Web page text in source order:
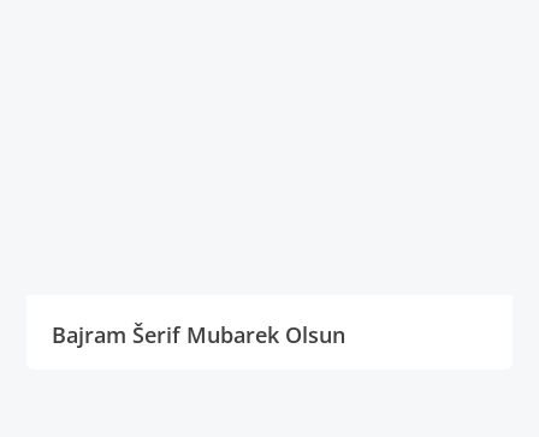
Bajram Šerif Mubarek Olsun